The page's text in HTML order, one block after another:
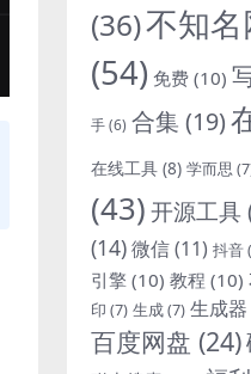
(36)不知
(54) 免费 (10)
手(6) 合集 (19)
在线工具 (8) 学而思
(43)开源工具
(14)微信(11) 抖音
引擎 (10) 教程 (10)
印 (7) 生成(7) 生成器
百度网盘 (24)